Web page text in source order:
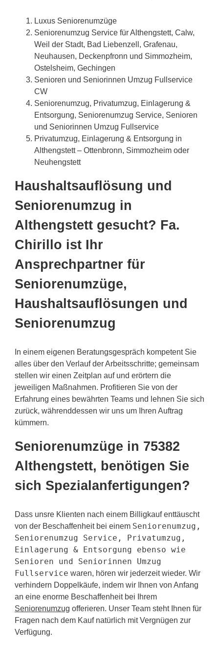
Luxus Seniorenumzüge
Seniorenumzug Service für Althengstett, Calw,
Weil der Stadt, Bad Liebenzell, Grafenau,
Neuhausen, Deckenpfronn und Simmozheim,
Ostelsheim, Gechingen
Senioren und Seniorinnen Umzug Fullservice
CW
Seniorenumzug, Privatumzug, Einlagerung &
Entsorgung, Seniorenumzug Service, Senioren
und Seniorinnen Umzug Fullservice
Privatumzug, Einlagerung & Entsorgung in
Althengstett – Ottenbronn, Simmozheim oder
Neuhengstett
Haushaltsauflösung und
Seniorenumzug in
Althengstett gesucht? Fa.
Chirillo ist Ihr
Ansprechpartner für
Seniorenumzüge,
Haushaltsauflösungen und
Seniorenumzug
In einem eigenen Beratungsgespräch kompetent Sie
alles über den Verlauf der Arbeitsschritte; gemeinsam
stellen wir einen Zeitplan auf und erörtern die
jeweiligen Maßnahmen. Profitieren Sie von der
Erfahrung eines bewährten Teams und lehnen Sie sich
zurück, währenddessen wir uns um Ihren Auftrag
kümmern.
Seniorenumzüge in 75382
Althengstett, benötigen Sie
sich Spezialanfertigungen?
Dass unsre Klienten nach einem Billigkauf enttäuscht
von der Beschaffenheit bei einem Seniorenumzug,
Seniorenumzug Service, Privatumzug,
Einlagerung & Entsorgung ebenso wie
Senioren und Seniorinnen Umzug
Fullservice waren, hören wir jederzeit wieder. Wir
verhindern Doppelkäufe, indem wir Ihnen von Anfang
an eine enorme Beschaffenheit bei Ihrem
Seniorenumzug offerieren. Unser Team steht Ihnen für
Fragen nach dem Kauf natürlich mit Vergnügen zur
Verfügung.